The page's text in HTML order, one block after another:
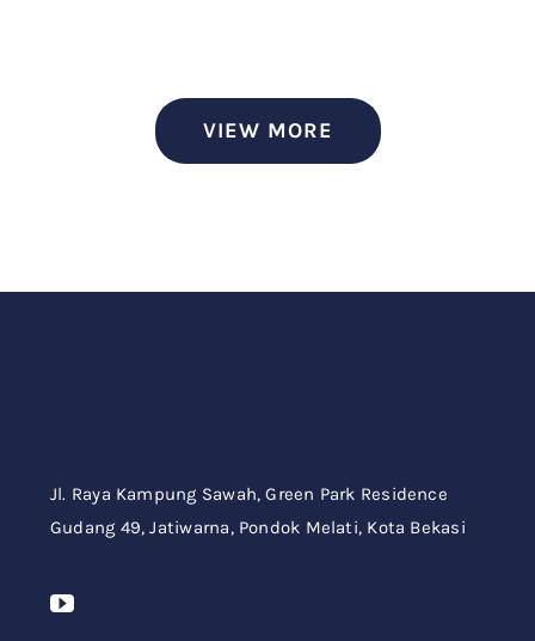
VIEW MORE
Jl. Raya Kampung Sawah,Green Park Residence
Gudang 49,Jatiwarna, Pondok Melati, Kota Bekasi